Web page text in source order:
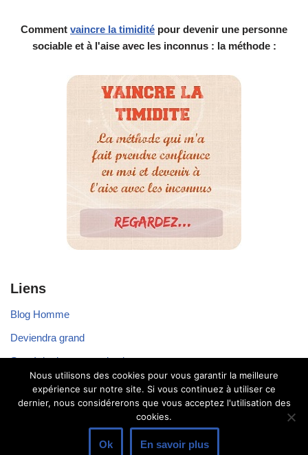
Comment vaincre la timidité pour devenir une personne
sociable et à l'aise avec les inconnus : la méthode :
Liens
Blog Homme
Deviendra grand
Stratégie de communication
Voyager seul
Nous utilisons des cookies pour vous garantir la meilleure
expérience sur notre site. Si vous continuez à utiliser ce
dernier, nous considérerons que vous acceptez l'utilisation des
cookies.
Ok En savoir plus